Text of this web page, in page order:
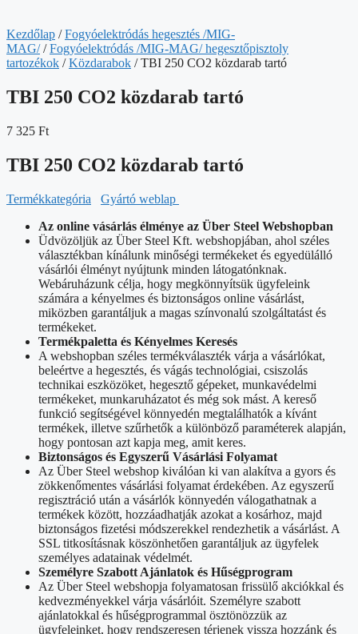
Kezdőlap /Fogyóelektródás hegesztés /MIG-
MAG//Fogyóelektródás /MIG-MAG/ hegesztőpisztoly
tartozékok /Közdarabok / TBI 250 CO2 közdarab tartó
TBI 250 CO2 közdarab tartó
7 325 Ft
TBI 250 CO2 közdarab tartó
Termékkategória
Gyártó weblap
Az online vásárlás élménye az Über Steel Webshopban
Üdvözöljük az Über Steel Kft. webshopjában, ahol széles
választékban kínálunk minőségi termékeket és egyedülálló
vásárlói élményt nyújtunk minden látogatónknak.
Webáruházunk célja, hogy megkönnyítsük ügyfeleink
számára a kényelmes és biztonságos online vásárlást,
miközben garantáljuk a magas színvonalú szolgáltatást és
termékeket.
Termékpaletta és Kényelmes Keresés
A webshopban széles termékválaszték várja a vásárlókat,
beleértve a hegesztés, és vágás technológiai, csiszolás
technikai eszközöket, hegesztő gépeket, munkavédelmi
termékeket, munkaruházatot és még sok mást. A kereső
funkció segítségével könnyedén megtalálhatók a kívánt
termékek, illetve szűrhetők a különböző paraméterek alapján,
hogy pontosan azt kapja meg, amit keres.
Biztonságos és Egyszerű Vásárlási Folyamat
Az Über Steel webshop kiválóan ki van alakítva a gyors és
zökkenőmentes vásárlási folyamat érdekében. Az egyszerű
regisztráció után a vásárlók könnyedén válogathatnak a
termékek között, hozzáadhatják azokat a kosárhoz, majd
biztonságos fizetési módszerekkel rendezhetik a vásárlást. A
SSL titkosításnak köszönhetően garantáljuk az ügyfelek
személyes adatainak védelmét.
Személyre Szabott Ajánlatok és Hűségprogram
Az Über Steel webshopja folyamatosan frissülő akciókkal és
kedvezményekkel várja vásárlóit. Személyre szabott
ajánlatokkal és hűségprogrammal ösztönözzük az
ügyfeleinket, hogy rendszeresen térjenek vissza hozzánk és